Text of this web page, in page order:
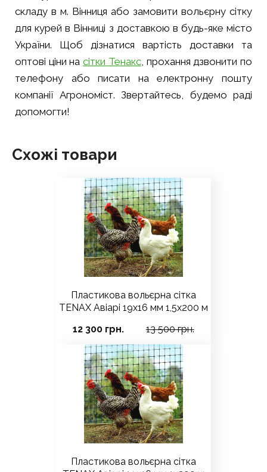
складу в м. Вінниця або замовити вольєрну сітку
для курей в Вінниці з доставкою в будь-яке місто
України. Щоб дізнатися вартість доставки та
оптові ціни насітки Тенакс, прохання дзвонити по
телефону або писати на електронну пошту
компанії Агрономіст. Звертайтесь, будемо раді
допомогти!
Схожі товари
Пластикова вольєрна сітка
TENAX Авіарі 19х16 мм 1,5х200 м
12 300 грн.
13 500 грн.
Пластикова вольєрна сітка